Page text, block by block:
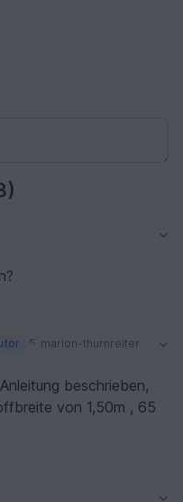
marion-thurnreiter
beschrieben,
von 1,50m , 65